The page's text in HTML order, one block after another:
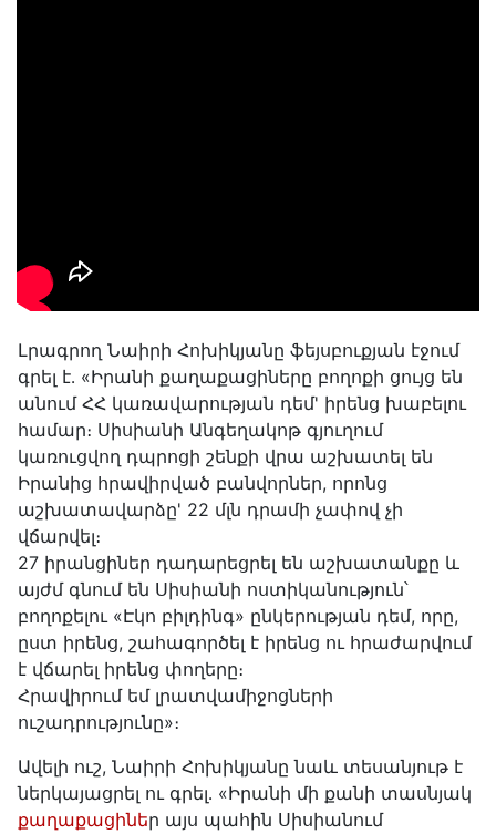
Լրագրող Նաիրի Հոխիկյանը ֆեյսբուքյան էջում
գրել է․ «Իրանի քաղաքացիները բողոքի ցույց են
անում ՀՀ կառավարության դեմ' իրենց խաբելու
համար։ Սիսիանի Անգեղակոթ գյուղում
կառուցվող դպրոցի շենքի վրա աշխատել են
Իրանից հրավիրված բանվորներ, որոնց
աշխատավարձը' 22 մլն դրամի չափով չի
վճարվել։
27 իրանցիներ դադարեցրել են աշխատանքը և
այժմ գնում են Սիսիանի ոստիկանություն՝
բողոքելու «Էկո բիլդինգ» ընկերության դեմ, որը,
ըստ իրենց, շահագործել է իրենց ու հրաժարվում
է վճարել իրենց փողերը։
Հրավիրում եմ լրատվամիջոցների
ուշադրությունը»։
Ավելի ուշ, Նաիրի Հոխիկյանը նաև տեսանյութ է
ներկայացրել ու գրել․ «Իրանի մի քանի տասնյակ
քաղաքացիներ այս պահին Սիսիանում